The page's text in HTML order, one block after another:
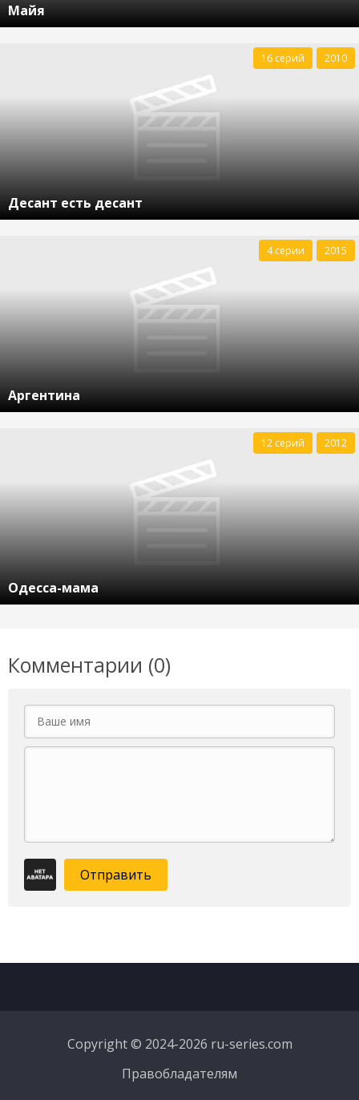
Майя
Десант есть десант
16 серий 2010
Аргентина
4 серии 2015
Одесса-мама
12 серий 2012
Комментарии (0)
Отправить
Copyright © 2024-2026 ru-series.com
Правобладателям